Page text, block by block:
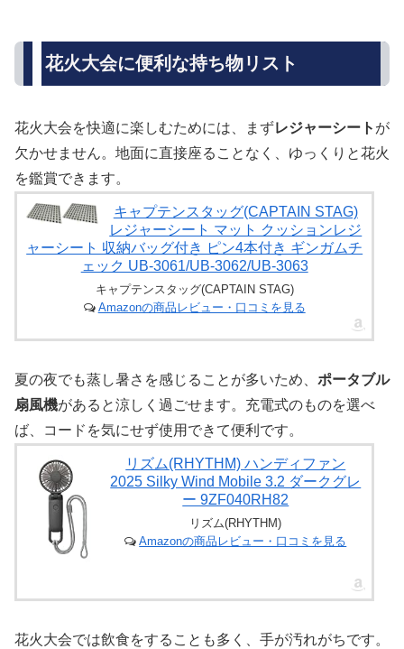
花火大会に便利な持ち物リスト
花火大会を快適に楽しむためには、まずレジャーシート が
欠かせません。地面に直接座ることなく、ゆっくりと花火
を鑑賞できます。
キャプテンスタッグ(CAPTAIN STAG)
レジャーシート マット クッションレジ
ャーシート 収納バッグ付き ピン4本付き ギンガムチ
ェック UB-3061/UB-3062/UB-3063
キャプテンスタッグ(CAPTAIN STAG)
Amazonの商品レビュー・口コミを見る
夏の夜でも蒸し暑さを感じることが多いため、 ポータブル
扇風機があると涼しく過ごせます。充電式のものを選べ
ば、コードを気にせず使用できて便利です。
リズム(RHYTHM) ハンディファン
2025 Silky Wind Mobile 3.2 ダークグレ
ー 9ZF040RH82
リズム(RHYTHM)
Amazonの商品レビュー・口コミを見る
花火大会では飲食をすることも多く、手が汚れがちです。